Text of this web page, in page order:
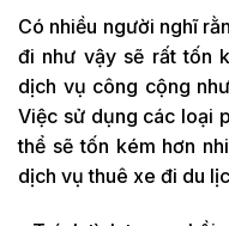
Có nhiều người nghĩ
đi như vậy sẽ rất tốn
dịch vụ công cộng
Việc sử dụng các loại
thể sẽ tốn kém hơn
dịch vụ thuê xe đi du